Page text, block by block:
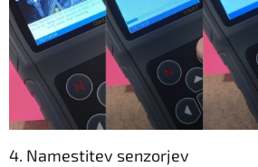
4. Namestitev senzorjev